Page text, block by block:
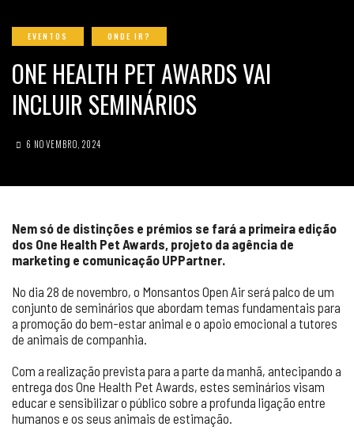
EVENTOS ONDE IR?
ONE HEALTH PET AWARDS VAI
INCLUIR SEMINÁRIOS
6 NOVEMBRO, 2024
Nem só de distinções e prémios se fará a primeira edição
dos One Health Pet Awards, projeto da agência de
marketing e comunicação UPPartner.
No dia 28 de novembro, o Monsantos Open Air será palco de um
conjunto de seminários que abordam temas fundamentais para
a promoção do bem-estar animal e o apoio emocional a tutores
de animais de companhia.
Com a realização prevista para a parte da manhã, antecipando a
entrega dos One Health Pet Awards, estes seminários visam
educar e sensibilizar o público sobre a profunda ligação entre
humanos e os seus animais de estimação.